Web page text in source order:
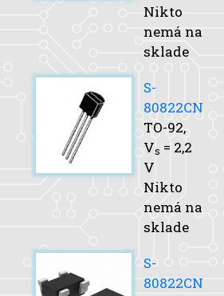
Nikto
nemá na
sklade
S-
80822CN
TO-92,
Vs = 2,2
V
Nikto
nemá na
sklade
S-
80822CN